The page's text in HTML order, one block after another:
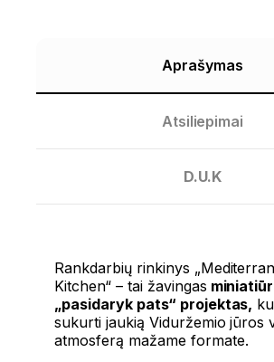
Aprašymas
Atsiliepimai
D.U.K
Rankdarbių rinkinys
Kitchen“ – tai žavingas
„pasidaryk pats“ projektas,
sukurti jaukią Viduržemio jūros
atmosferą mažame formate.